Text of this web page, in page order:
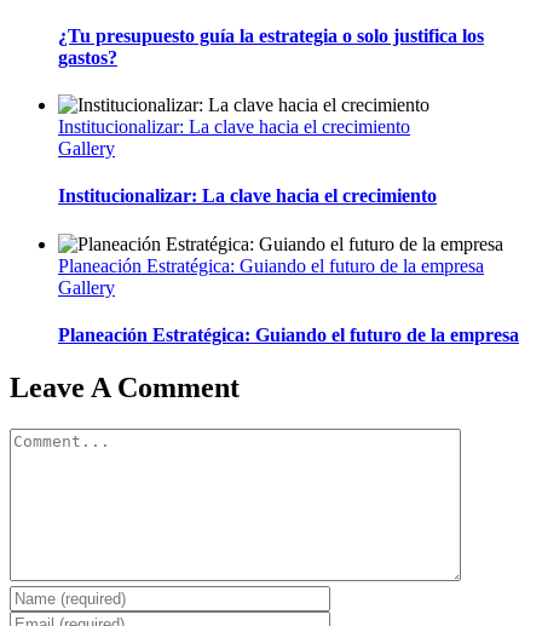
¿Tu presupuesto guía la estrategia o solo justifica los
gastos?
Institucionalizar: La clave hacia el crecimiento
Gallery
Institucionalizar: La clave hacia el crecimiento
Planeación Estratégica: Guiando el futuro de la empresa
Gallery
Planeación Estratégica: Guiando el futuro de la empresa
Leave A Comment
Comment